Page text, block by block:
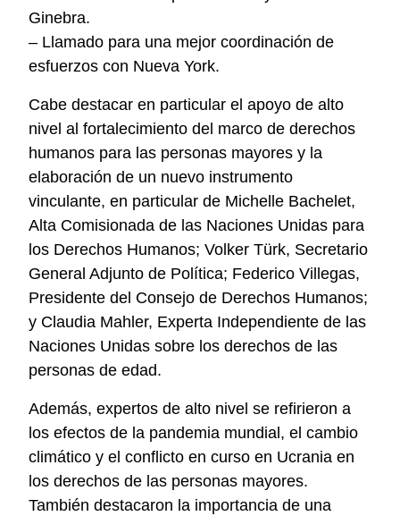
Ginebra.
– Llamado para una mejor coordinación de
esfuerzos con Nueva York.
Cabe destacar en particular el apoyo de alto
nivel al fortalecimiento del marco de derechos
humanos para las personas mayores y la
elaboración de un nuevo instrumento
vinculante, en particular de Michelle Bachelet,
Alta Comisionada de las Naciones Unidas para
los Derechos Humanos; Volker Türk, Secretario
General Adjunto de Política; Federico Villegas,
Presidente del Consejo de Derechos Humanos;
y Claudia Mahler, Experta Independiente de las
Naciones Unidas sobre los derechos de las
personas de edad.
Además, expertos de alto nivel se refirieron a
los efectos de la pandemia mundial, el cambio
climático y el conflicto en curso en Ucrania en
los derechos de las personas mayores.
También destacaron la importancia de una